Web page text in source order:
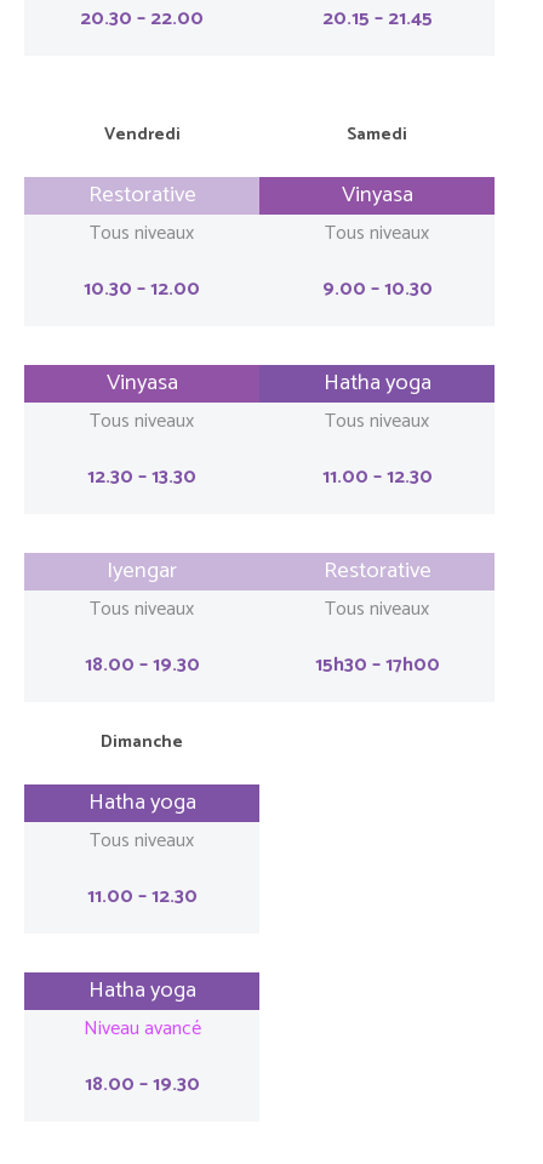
20.30 – 22.00
20.15 – 21.45
Vendredi
Restorative
Tous niveaux
10.30 – 12.00
Vinyasa
Tous niveaux
12.30 – 13.30
Iyengar
Tous niveaux
18.00 – 19.30
Samedi
Vinyasa
Tous niveaux
9.00 – 10.30
Hatha yoga
Tous niveaux
11.00 – 12.30
Restorative
Tous niveaux
15h30 – 17h00
Dimanche
Hatha yoga
Tous niveaux
11.00 – 12.30
Hatha yoga
Niveau avancé
18.00 – 19.30